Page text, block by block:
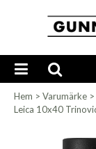
Hem > Varumärke >
Leica 10x40